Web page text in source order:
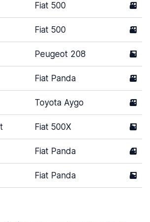
Fiat 500 3
Fiat 500 3
Peugeot 208 5
Fiat Panda 3
Toyota Aygo 3
Fiat 500X 5
Fiat Panda 4
Fiat Panda 5